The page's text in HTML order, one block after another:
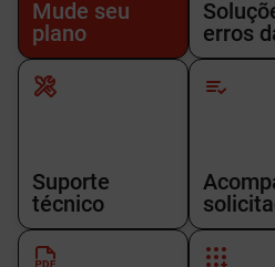
Mude seu
plano
erros
Suporte
técnico